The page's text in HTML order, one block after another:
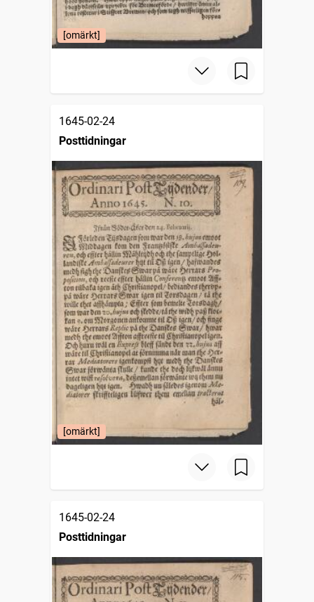
[omärkt]
1645-02-24
Posttidningar
[omärkt]
1645-02-24
Posttidningar